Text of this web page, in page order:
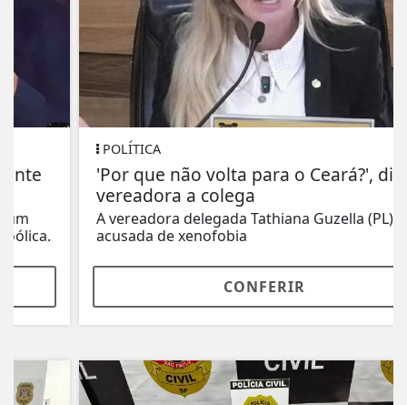
POLÍTICA
'Por que não volta para o Ceará?', diz
vereadora a colega
A vereadora delegada Tathiana Guzella (PL) é
acusada de xenofobia
CONFERIR